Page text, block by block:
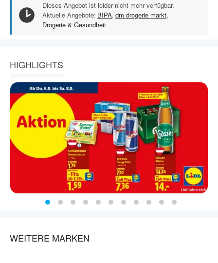
Dieses Angebot ist leider nicht mehr verfügbar.
Aktuelle Angebote: BIPA, dm drogerie markt,
Drogerie & Gesundheit
HIGHLIGHTS
WEITERE MARKEN